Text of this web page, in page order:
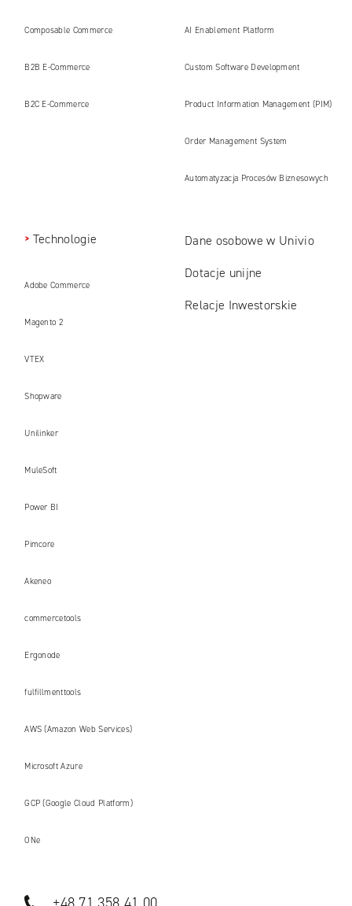
internetowe i platformy gotowe na erę
AI
Composable Commerce
B2B E‑Commerce
B2C E‑Commerce
AI Enablement Platform
Custom Software Development
Product Information Management (PIM)
Order Management System
Automatyzacja Procesów Biznesowych
Technologie
Adobe Commerce
Magento 2
VTEX
Shopware
Unilinker
MuleSoft
Power BI
Pimcore
Akeneo
commercetools
Ergonode
fulfillmenttools
AWS (Amazon Web Services)
Microsoft Azure
GCP (Google Cloud Platform)
ONe
Dane osobowe w Univio
Dotacje unijne
Relacje Inwestorskie